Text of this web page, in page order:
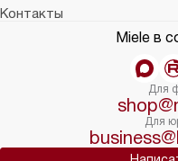
Контакты
Miele в
Для
Для